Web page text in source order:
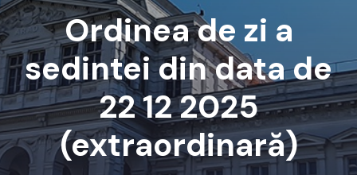
Ordinea de zi a
sedintei din data de
22 12 2025
(extraordinară)